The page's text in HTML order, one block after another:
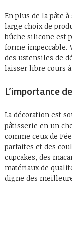
En plus de la pâte
large choix de
bûche silicone est
forme impeccable.
des ustensiles de
laisser libre cours
L’importance
La décoration est
pâtisserie en un
comme ceux de
parfaites et des
cupcakes, des
matériaux de
digne des